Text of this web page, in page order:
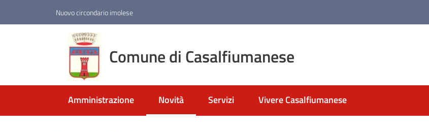
Nuovo circondario imolese
Comune di Casalfiumanese
Amministrazione Novità
Menu selezionato
Servizi Vivere Casalfiumanese